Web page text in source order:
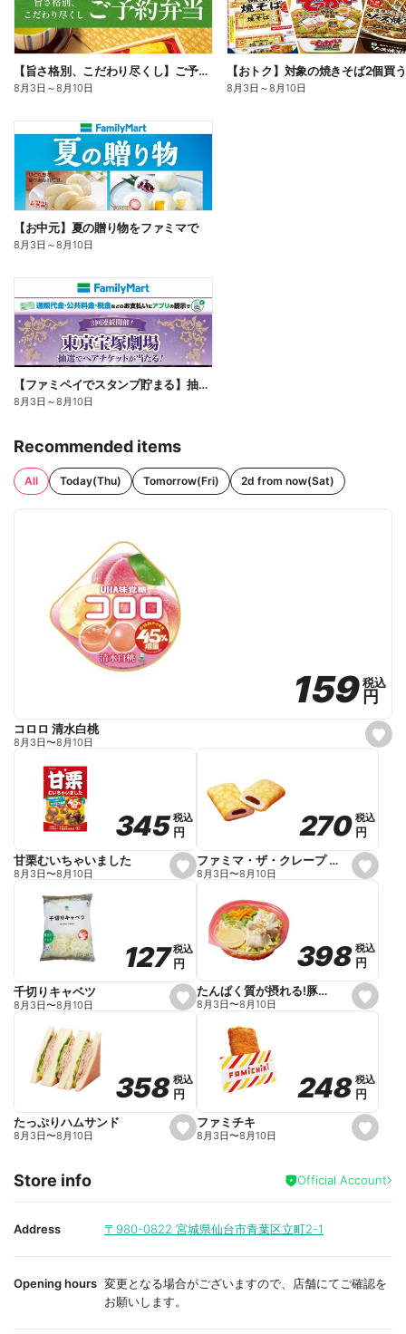
【旨さ格別、こだわり尽くし】ご予約弁当
8月3日 ～8月10日 8月3日 ～8月10日
【お中元】夏の贈り物をファミマで
8月3日 ～8月10日
【ファミペイでスタンプ貯まる】抽選でペアチケットが当たる!
8月3日 ～8月10日
Recommended items
All Today(Thu) Tomorrow(Fri) 2d from now(Sat)
s
e
159
159税込
税込
円
円
コロロ 清水白桃
8月3日〜8月10日
s
e
o
r
i
e
345
345税込
税込
円
円
甘栗むいちゃいました
8月3日〜8月10日
s
e
o
r
i
e
270
270 税込
税込
円
円
ファミマ・ザ・クレープ 生チョコ
8月3日〜8月10日
s
e
o
r
i
e
127
127税込
税込
円
円
千切りキャベツ
8月3日〜8月10日
s
e
o
r
i
e
398
398 税込
税込
円
円
たんぱく質が摂れる!豚しゃぶのパスタサラダ
8月3日〜8月10日
s
e
i
t
358
358税込
税込
円
円
たっぷりハムサンド
8月3日〜8月10日
s
e
a
248
248 税込
税込
円
円
ファミチキ
8月3日〜8月10日
Store info Official Account
Address 〒980-0822 宮城県仙台市青葉区立町2-1
Opening hours 変更となる場合がございますので、店舗にてご確認を
お願いします。